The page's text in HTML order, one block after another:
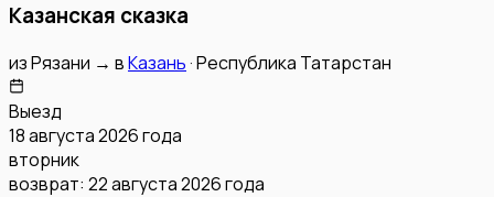
Казанская сказка
изРязани → вКазань·Республика Татарстан
Выезд
18 августа 2026 года
вторник
возврат: 22 августа 2026 года